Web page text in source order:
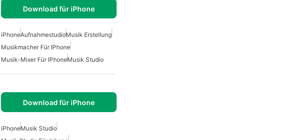
Download für iPhone
iPhoneAufnahmestudioMusik Erstellung
Musikmacher Für IPhone
Musik-Mixer Für IPhoneMusik Studio
Download für iPhone
iPhoneMusik Studio